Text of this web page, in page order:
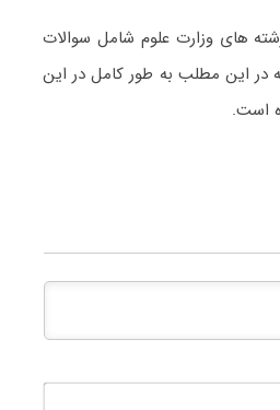
های وزارت علوم شامل سوالات
این مطلب به طور کامل در این
است.